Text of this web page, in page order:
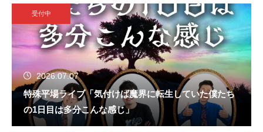
受付中
2026.07.07
特殊平場ライブ「気付けば魔界に転生していた僕たち
の1日目は多分こんな感じ」